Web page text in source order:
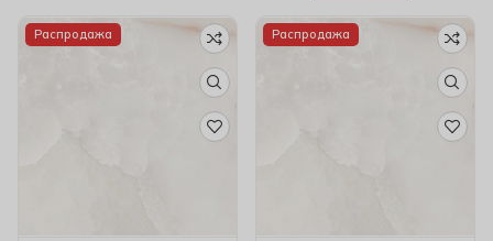
Распродажа Распродажа